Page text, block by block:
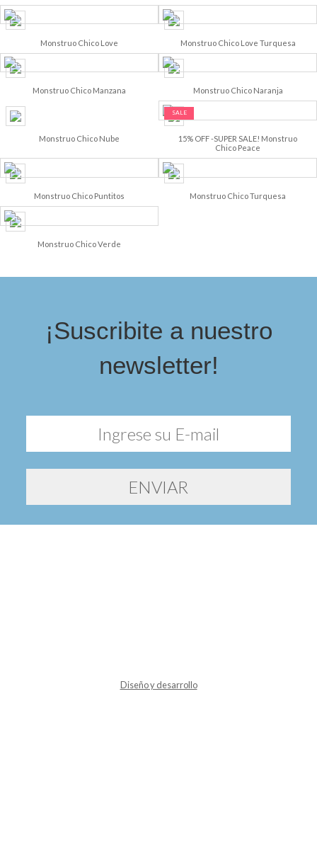
Monstruo Chico Love Monstruo Chico Love Turquesa
Monstruo Chico Manzana Monstruo Chico Naranja
Monstruo Chico Nube
SALE
15% OFF -SUPER SALE! Monstruo
Chico Peace
Monstruo Chico Puntitos Monstruo Chico Turquesa
Monstruo Chico Verde
¡Suscribite a nuestro
newsletter!
Diseño y desarrollo